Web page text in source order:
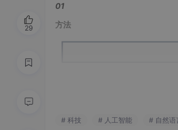
01
方法
# 科技 # 人工智能 # 自然语
29